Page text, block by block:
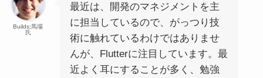
Builds:馬場
氏
最近は、開発のマネジメントを主
に担当しているので、がっつり技
術に触れているわけではありませ
んが、Flutterに注目しています。最
近よく耳にすることが多く、勉強